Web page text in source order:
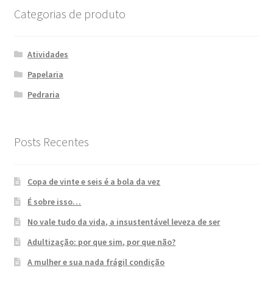
Categorias de produto
Atividades
Papelaria
Pedraria
Posts Recentes
Copa de vinte e seis é a bola da vez
É sobre isso…
No vale tudo da vida, a insustentável leveza de ser
Adultização: por que sim, por que não?
A mulher e sua nada frágil condição